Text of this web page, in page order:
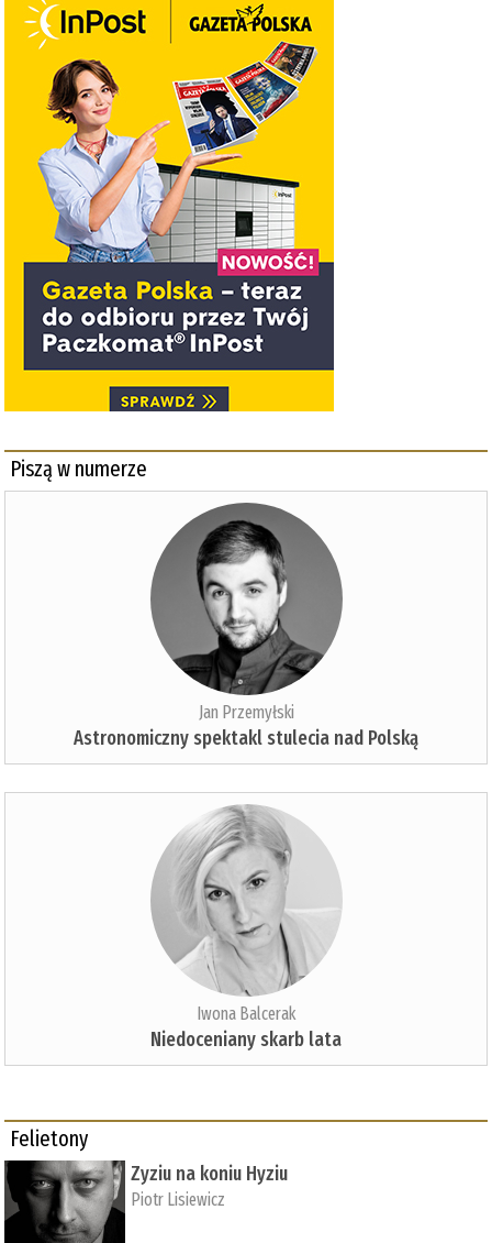
Piszą w numerze
Jan Przemyłski
Astronomiczny spektakl stulecia nad Polską
Iwona Balcerak
Niedoceniany skarb lata
Felietony
Zyziu na koniu Hyziu
Piotr Lisiewicz